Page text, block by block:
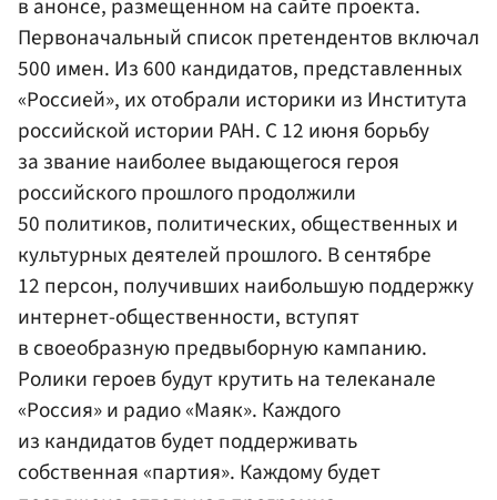
в анонсе, размещенном на сайте проекта.
Первоначальный список претендентов включал
500 имен. Из 600 кандидатов, представленных
«Россией», их отобрали историки из Института
российской истории РАН. С 12 июня борьбу
за звание наиболее выдающегося героя
российского прошлого продолжили
50 политиков, политических, общественных и
культурных деятелей прошлого. В сентябре
12 персон, получивших наибольшую поддержку
интернет-общественности, вступят
в своеобразную предвыборную кампанию.
Ролики героев будут крутить на телеканале
«Россия» и радио «Маяк». Каждого
из кандидатов будет поддерживать
собственная «партия». Каждому будет